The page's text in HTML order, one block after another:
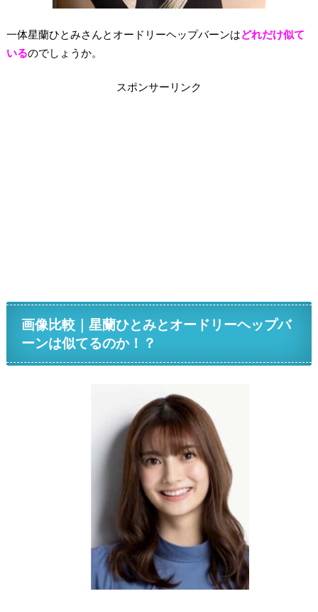
一体星蘭ひとみさんとオードリーヘップバーンはどれだけ似て
いるのでしょうか。
スポンサーリンク
画像比較｜星蘭ひとみとオードリーヘップバ
ーンは似てるのか！？